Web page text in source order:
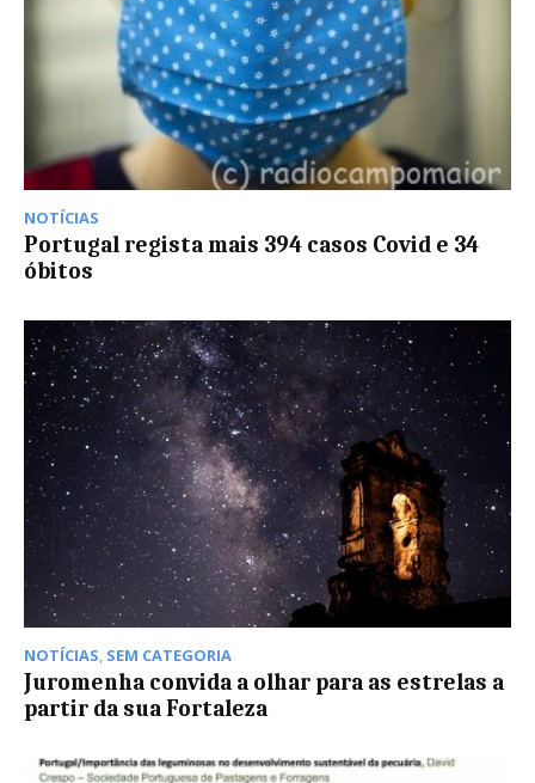
NOTÍCIAS
Portugal regista mais 394 casos Covid e 34
óbitos
NOTÍCIAS, SEM CATEGORIA
Juromenha convida a olhar para as estrelas a
partir da sua Fortaleza